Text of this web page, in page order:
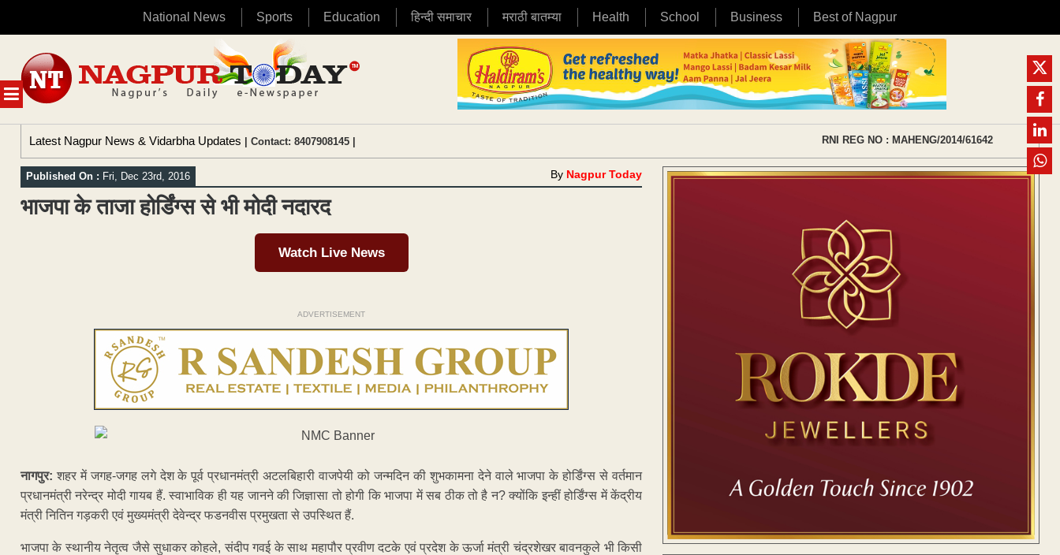
National News Sports Education हिन्दी समाचार मराठी बातम्या Health School Business Best of Nagpur
MENU
content
Latest Nagpur News & Vidarbha Updates | Contact: 8407908145 | RNI REG NO : MAHENG/2014/61642
Published On : Fri, Dec 23rd, 2016 By Nagpur Today
भाजपा के ताजा होर्डिंग्स से भी मोदी नदारद
Watch Live News
ADVERTISEMENT
नागपुर: शहर में जगह-जगह लगे देश के पूर्व प्रधानमंत्री अटलबिहारी वाजपेयी को जन्मदिन की शुभकामना देने वाले भाजपा के होर्डिंग्स से वर्तमान
प्रधानमंत्री नरेन्द्र मोदी गायब हैं. स्वाभाविक ही यह जानने की जिज्ञासा तो होगी कि भाजपा में सब ठीक तो है न? क्योंकि इन्हीं होर्डिंग्स में केंद्रीय
मंत्री नितिन गड़करी एवं मुख्यमंत्री देवेन्द्र फडनवीस प्रमुखता से उपस्थित हैं.
भाजपा के स्थानीय नेतृत्व जैसे सुधाकर कोहले, संदीप गवई के साथ महापौर प्रवीण दटके एवं प्रदेश के ऊर्जा मंत्री चंद्रशेखर बावनकुले भी किसी